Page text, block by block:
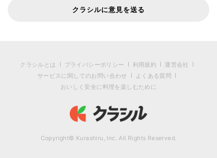
クラシルに意見を送る
クラシルとは プライバシーポリシー 利用規約
運営会社
サービスに関してのお問い合わせ
よくある質問
おいしく安全に料理を楽しむために
Copyright© Kurashiru, Inc. All Rights Reserved.